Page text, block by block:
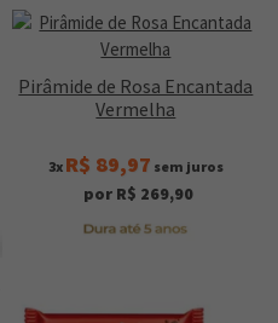
Pirâmide de Rosa Encantada
Vermelha
3x R$ 89,97 sem juros
por R$ 269,90